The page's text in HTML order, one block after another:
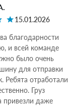
15.01.2026
благодарности
и всей команде
было очень
для отправки
Ребята отработали
Груз
привезли даже